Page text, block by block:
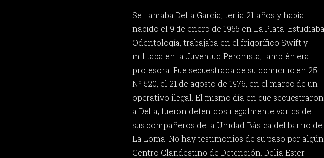
Se llamaba Delia García, tenía 21 años y había
nacido el 9 de enero de 1955 en La Plata. Estudiaba
Odontología, trabajaba en el frigorífico Swift y
militaba en la Juventud Peronista, también era
profesora. Fue secuestrada de su domicilio en 25
Nº 520, el 21 de agosto de 1976, en el marco de un
operativo ilegal. El mismo día en que secuestraron
a Delia, fueron detenidos ilegalmente varios de
sus compañeros de la Unidad Básica del barrio de
La Loma. No hay testimonios de su paso por algún
Centro Clandestino de Detención. Delia Ester